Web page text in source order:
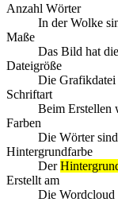
Anzahl Wörter
In der Wolke
Maße
Das Bild hat die
Dateigröße
Die Grafikdatei
Schriftart
Beim Erstellen
Farben
Die Wörter sind
Hintergrundfarbe
Der
Erstellt am
Die Wordcloud